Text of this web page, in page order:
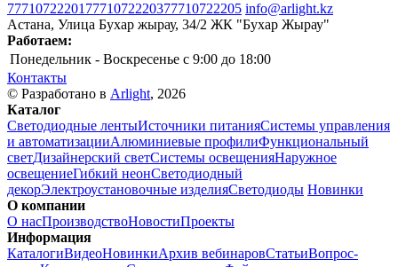
77710722201 7771072220377710722205 info@arlight.kz
Астана, Улица Бухар жырау, 34/2 ЖК "Бухар Жырау"
Работаем:
Понедельник - Воскресенье c 9:00 до 18:00
Контакты
© Разработано в Arlight, 2026
Каталог
Светодиодные лентыИсточники питанияСистемы управления
и автоматизацииАлюминиевые профилиФункциональный
светДизайнерский светСистемы освещенияНаружное
освещениеГибкий неонСветодиодный
декорЭлектроустановочные изделияСветодиоды Новинки
О компании
О насПроизводствоНовостиПроекты
Информация
КаталогиВидеоНовинкиАрхив вебинаровСтатьиВопрос-